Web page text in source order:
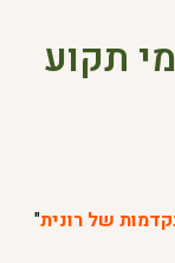
תקוע
של רונית"